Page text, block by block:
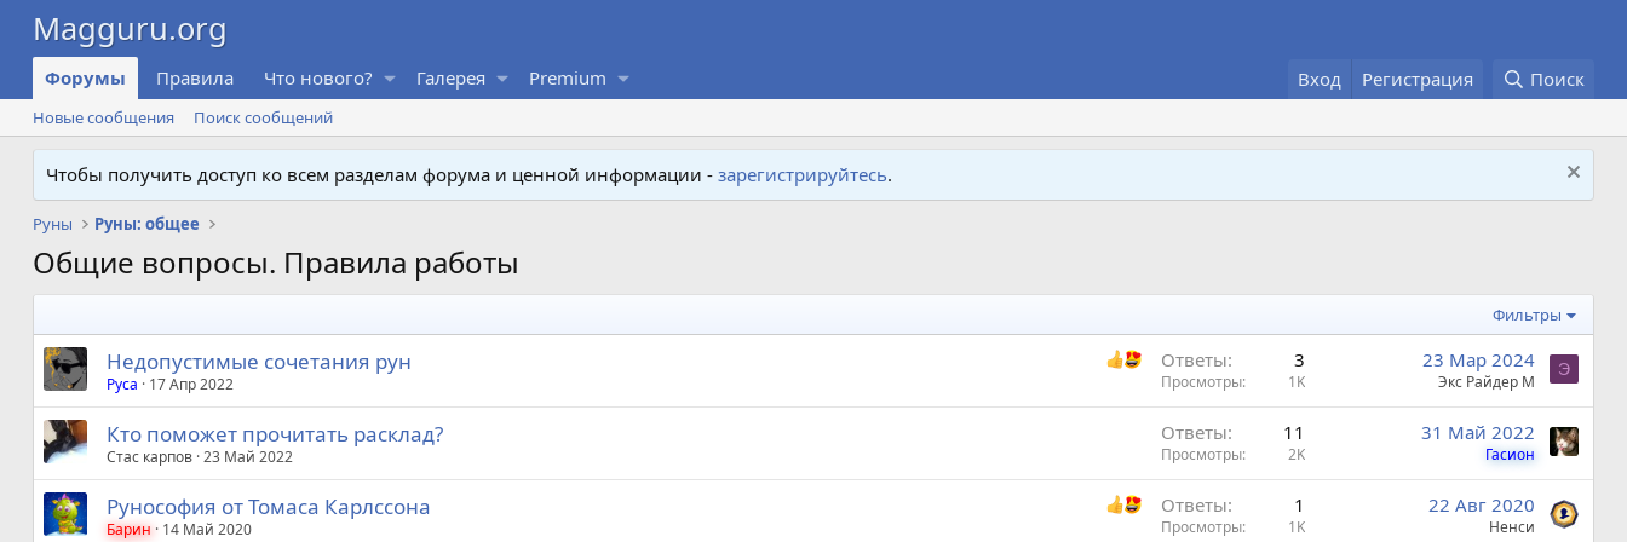
Форумы Правила Что нового? Галерея Premium Вход Регистрация Поиск
Новые сообщения Поиск сообщений
Чтобы получить доступ ко всем разделам форума и ценной информации - зарегистрируйтесь.
Руны Руны: общее
Общие вопросы. Правила работы
Фильтры
Недопустимые сочетания рун
Руса 17 Апр 2022
Ответы 3
Просмотры 1K
23 Мар 2024
Экс Райдер М
Э
Кто поможет прочитать расклад?
Стас карпов 23 Май 2022
Ответы 11
Просмотры 2K
31 Май 2022
Гасион
Рунософия от Томаса Карлссона
Барин 14 Май 2020
Ответы 1
Просмотры 1K
22 Авг 2020
Ненси